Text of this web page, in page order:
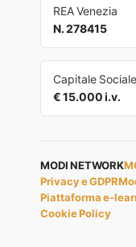
REA Venezia
N. 278415
Capitale Sociale
€ 15.000 i.v.
MODI NETWORK
Privacy e GDPR
Piattaforma e-
Cookie Policy